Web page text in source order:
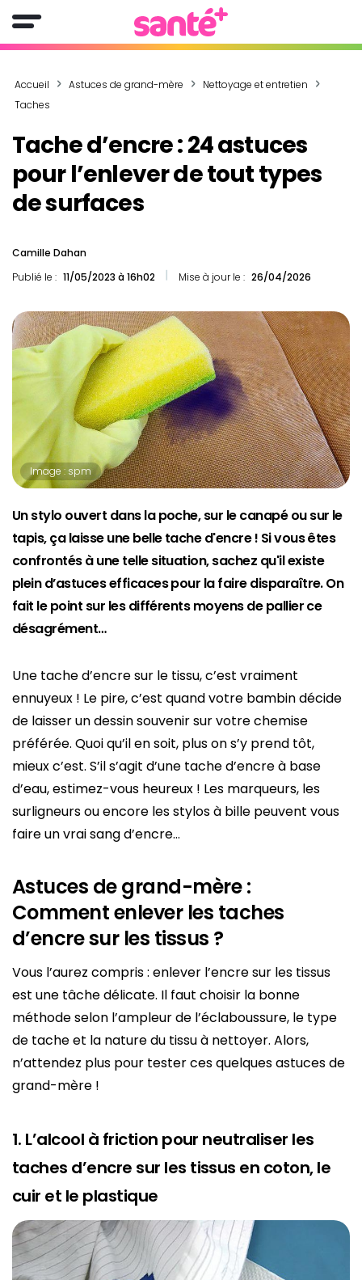
Accueil Astuces de grand-mère
Nettoyage et entretien
Taches
Tache d’encre : 24 astuces
pour l’enlever de tout types
de surfaces
Camille Dahan
Publié le : 11/05/2023 à 16h02 Mise à jour le : 26/04/2026
Image : spm
Un stylo ouvert dans la poche, sur le canapé ou sur le
tapis, ça laisse une belle tache d'encre ! Si vous êtes
confrontés à une telle situation, sachez qu'il existe
plein d’astuces efficaces pour la faire disparaître. On
fait le point sur les différents moyens de pallier ce
désagrément…
Une tache d’encre sur le tissu, c’est vraiment
ennuyeux ! Le pire, c’est quand votre bambin décide
de laisser un dessin souvenir sur votre chemise
préférée. Quoi qu’il en soit, plus on s’y prend tôt,
mieux c’est. S’il s’agit d’une tache d’encre à base
d’eau, estimez-vous heureux ! Les marqueurs, les
surligneurs ou encore les stylos à bille peuvent vous
faire un vrai sang d’encre…
Astuces de grand-mère :
Comment enlever les taches
d’encre sur les tissus ?
Vous l’aurez compris : enlever l’encre sur les tissus
est une tâche délicate. Il faut choisir la bonne
méthode selon l’ampleur de l’éclaboussure, le type
de tache et la nature du tissu à nettoyer. Alors,
n’attendez plus pour tester ces quelques astuces de
grand-mère !
1. L’alcool à friction pour neutraliser les
taches d’encre sur les tissus en coton, le
cuir et le plastique